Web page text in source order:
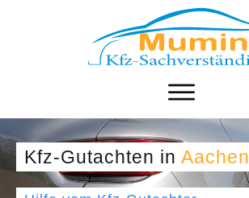
Kfz-Gutachten in Aachen